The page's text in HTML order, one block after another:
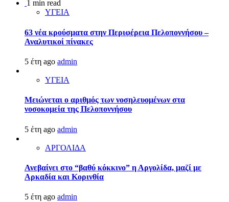
1 min read
ΥΓΕΙΑ
63 νέα κρούσματα στην Περιφέρεια Πελοποννήσου –
Αναλυτικοί πίνακες
5 έτη ago admin
ΥΓΕΙΑ
Μειώνεται ο αριθμός των νοσηλευομένων στα
νοσοκομεία της Πελοποννήσου
5 έτη ago admin
ΑΡΓΟΛΙΔΑ
Ανεβαίνει στο “βαθύ κόκκινο” η Αργολίδα, μαζί με
Αρκαδία και Κορινθία
5 έτη ago admin